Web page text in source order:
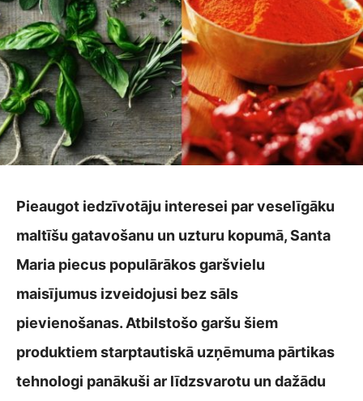
Pieaugot iedzīvotāju interesei par veselīgāku
maltīšu gatavošanu un uzturu kopumā, Santa
Maria piecus populārākos garšvielu
maisījumus izveidojusi bez sāls
pievienošanas. Atbilstošo garšu šiem
produktiem starptautiskā uzņēmuma pārtikas
tehnologi panākuši ar līdzsvarotu un dažādu